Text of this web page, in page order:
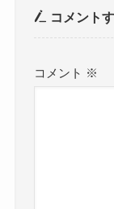
コメント
コメント ※